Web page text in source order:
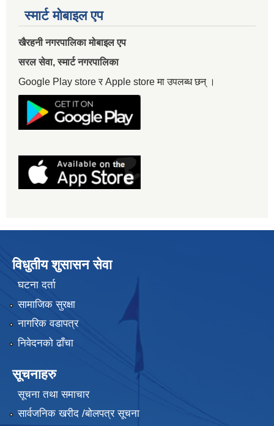
स्मार्ट मोबाइल एप
खैरहनी नगरपालिका मोबाइल एप
सरल सेवा, स्मार्ट नगरपालिका
Google Play store र Apple store मा उपलब्ध छन् ।
विधुतीय शुसासन सेवा
घटना दर्ता
सामाजिक सुरक्षा
नागरिक वडापत्र
निवेदनको ढाँचा
सूचनाहरु
सूचना तथा समाचार
सार्वजनिक खरीद /बोलपत्र सूचना